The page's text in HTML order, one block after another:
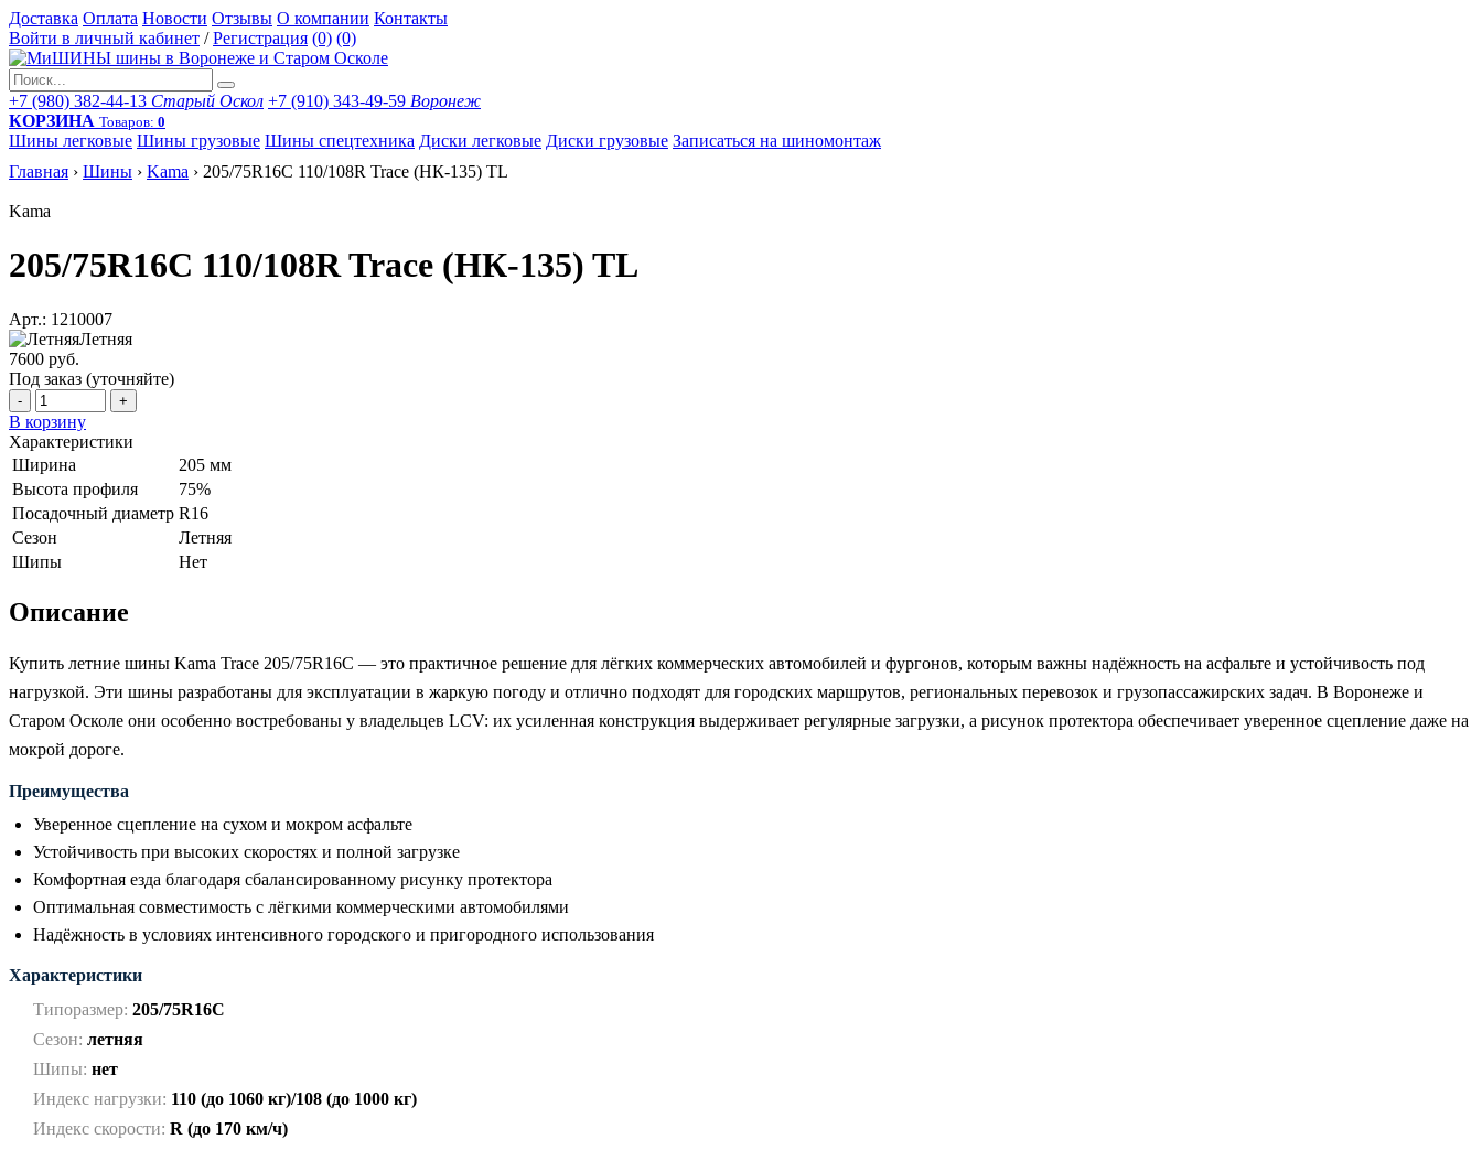
Доставка Оплата Новости Отзывы О компании Контакты
Войти в личный кабинет / Регистрация (0) (0)
+7 (980) 382-44-13 Старый Оскол +7 (910) 343-49-59 Воронеж
КОРЗИНА Товаров: 0
Шины легковые Шины грузовые Шины спецтехника Диски легковые Диски грузовые Записаться на шиномонтаж
Главная › Шины › Kama › 205/75R16C 110/108R Trace (НК-135) TL
Kama
205/75R16C 110/108R Trace (НК-135) TL
Арт.: 1210007
Летняя
7600 руб.
Под заказ (уточняйте)
- +
В корзину
Характеристики
Ширина
205 мм
Высота профиля
75%
Посадочный диаметр R16
Сезон
Летняя
Шипы
Нет
Описание
Купить летние шины Kama Trace 205/75R16C — это практичное решение для лёгких коммерческих автомобилей и фургонов, которым важны надёжность на асфальте и устойчивость под
нагрузкой. Эти шины разработаны для эксплуатации в жаркую погоду и отлично подходят для городских маршрутов, региональных перевозок и грузопассажирских задач. В Воронеже и
Старом Осколе они особенно востребованы у владельцев LCV: их усиленная конструкция выдерживает регулярные загрузки, а рисунок протектора обеспечивает уверенное сцепление даже на
мокрой дороге.
Преимущества
Уверенное сцепление на сухом и мокром асфальте
Устойчивость при высоких скоростях и полной загрузке
Комфортная езда благодаря сбалансированному рисунку протектора
Оптимальная совместимость с лёгкими коммерческими автомобилями
Надёжность в условиях интенсивного городского и пригородного использования
Характеристики
Типоразмер: 205/75R16C
Сезон: летняя
Шипы: нет
Индекс нагрузки: 110 (до 1060 кг)/108 (до 1000 кг)
Индекс скорости: R (до 170 км/ч)